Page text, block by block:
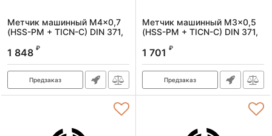
Метчик машинный M4x0,7
(HSS-PM + TICN-С) DIN 371,
тип С)
Артикул: 1641040070
1 848 ₽
Предзаказ
Метчик машинный M3x0,5
(HSS-PM + TICN-С) DIN 371,
тип С)
Артикул: 1641030050
1 701 ₽
Предзаказ